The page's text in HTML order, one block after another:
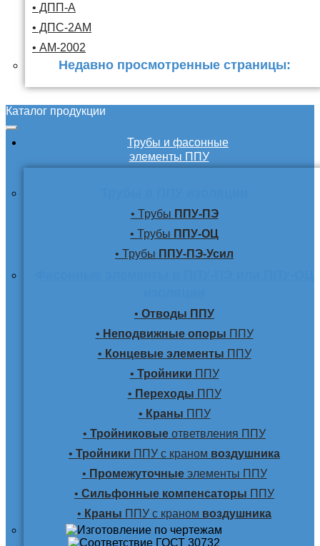
• ДПП-А
• ДПС-2АМ
• АМ-2002
Недавно просмотренные страницы:
Каталог продукции
Трубы и фасонные
элементы ППУ
• Трубы ППУ-ПЭ
• Трубы ППУ-ОЦ
• Трубы ППУ-ПЭ-Усил
• Отводы ППУ
• Неподвижные опоры ППУ
• Концевые элементы ППУ
• Тройники ППУ
• Переходы ППУ
• Краны ППУ
• Тройниковые ответвления ППУ
• Тройники ППУ с краном воздушника
• Промежуточныеэлементы ППУ
• Сильфонные компенсаторы ППУ
• Краны ППУ с краном воздушника